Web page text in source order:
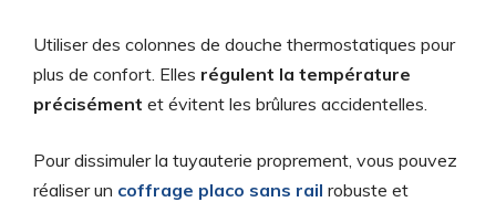
Utiliser des colonnes de douche thermostatiques pour
plus de confort. Elles régulent la température
précisément et évitent les brûlures accidentelles.
Pour dissimuler la tuyauterie proprement, vous pouvez
réaliser un coffrage placo sans rail robuste et